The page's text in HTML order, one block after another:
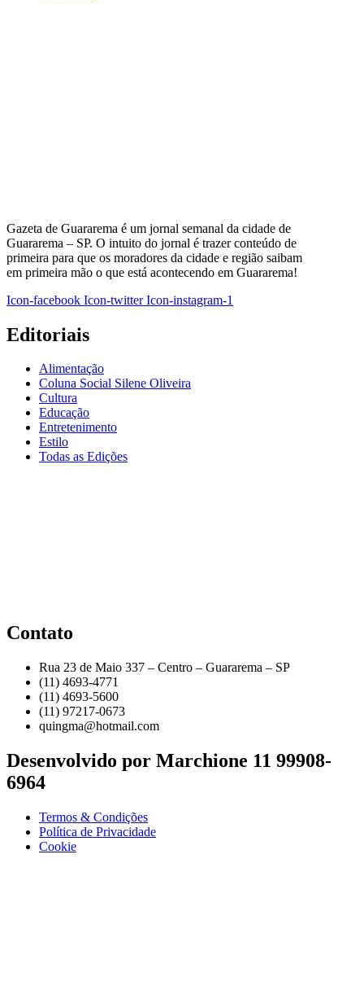
Gazeta de Guararema é um jornal semanal da cidade de
Guararema – SP. O intuito do jornal é trazer conteúdo de
primeira para que os moradores da cidade e região saibam
em primeira mão o que está acontecendo em Guararema!
Icon-facebook Icon-twitter Icon-instagram-1
Editoriais
Alimentação
Coluna Social Silene Oliveira
Cultura
Educação
Entretenimento
Estilo
Todas as Edições
Contato
Rua 23 de Maio 337 – Centro – Guararema – SP
(11) 4693-4771
(11) 4693-5600
(11) 97217-0673
quingma@hotmail.com
Desenvolvido por Marchione 11 99908-
6964
Termos & Condições
Política de Privacidade
Cookie